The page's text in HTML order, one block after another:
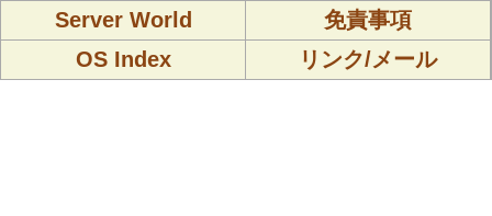
Server World
免責事項
OS Index
リンク/メール